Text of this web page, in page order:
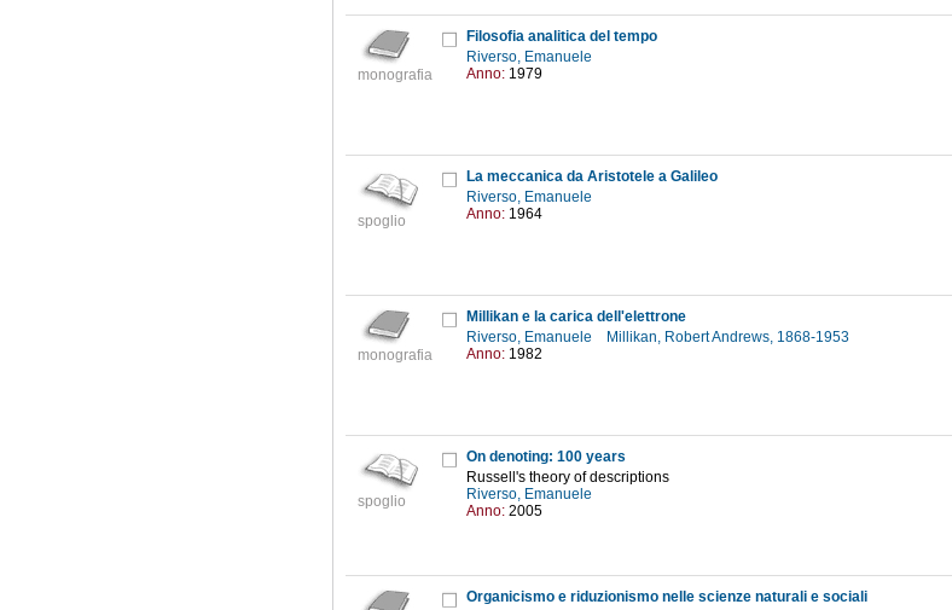
monografia
Filosofia analitica del tempo
Riverso, Emanuele
Anno: 1979
spoglio
La meccanica da Aristotele a Galileo
Riverso, Emanuele
Anno: 1964
monografia
Millikan e la carica dell'elettrone
Riverso, Emanuele
Millikan, Robert Andrews, 1868-1953
Anno: 1982
spoglio
On denoting: 100 years
Russell's theory of descriptions
Riverso, Emanuele
Anno: 2005
Organicismo e riduzionismo nelle scienze naturali e sociali